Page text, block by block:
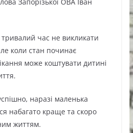
час не викликати
коли стан починає
може коштувати дитині
наразі маленька
набагато краще та скоро
життям.